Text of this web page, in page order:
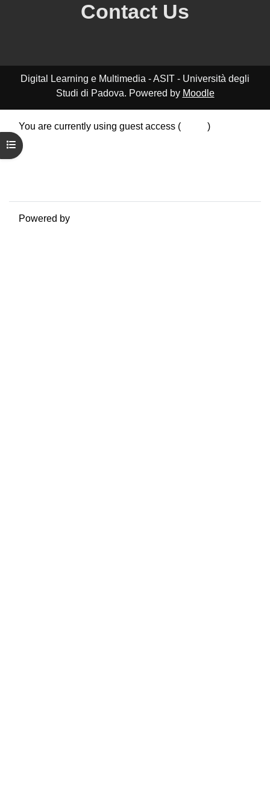
Open course index
Contact Us
Digital Learning e Multimedia - ASIT - Università degli
Studi di Padova. Powered by Moodle
You are currently using guest access (
)
Data retention summary
Policies
Powered by